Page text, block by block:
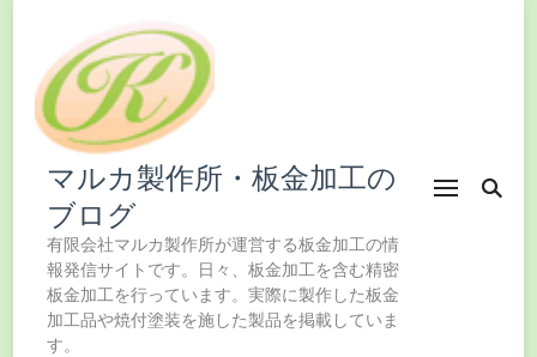
マルカ製作所・板金加工の
ブログ
有限会社マルカ製作所が運営する板金加工の情
報発信サイトです。日々、板金加工を含む精密
板金加工を行っています。実際に製作した板金
加工品や焼付塗装を施した製品を掲載していま
す。